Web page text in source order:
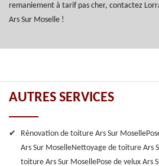
remaniement à tarif pas cher, contactez
Ars Sur Moselle !
AUTRES SERVICES
Rénovation de toiture Ars Sur Moselle
Ars Sur MoselleNettoyage de toiture Ars
toiture Ars Sur MosellePose de velux Ars